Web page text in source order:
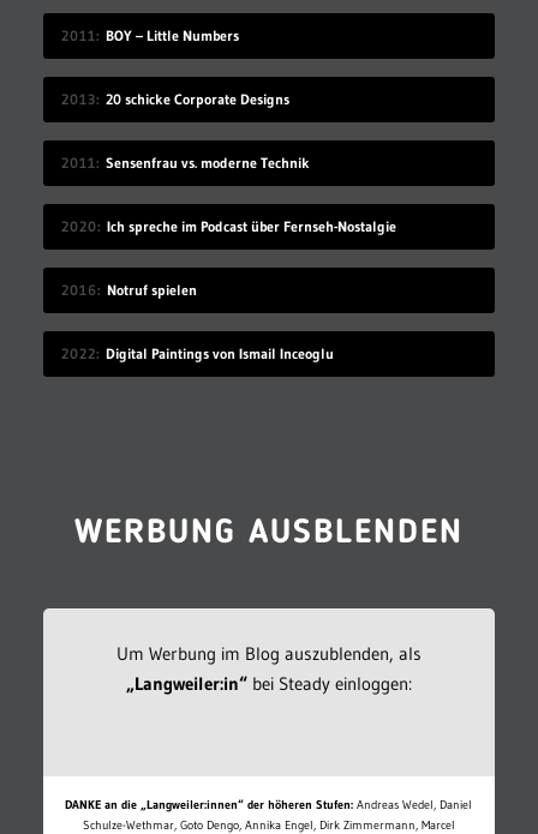
2011 BOY – Little Numbers
2013 20 schicke Corporate Designs
2011 Sensenfrau vs. moderne Technik
2020 Ich spreche im Podcast über Fernseh-Nostalgie
2016 Notruf spielen
2022 Digital Paintings von Ismail Inceoglu
WERBUNG AUSBLENDEN
Um Werbung im Blog auszublenden, als
„Langweiler:in“bei Steady einloggen:
DANKE an die „Langweiler:innen“ der höheren Stufen: Andreas Wedel, Daniel
Schulze-Wethmar, Goto Dengo, Annika Engel, Dirk Zimmermann, Marcel